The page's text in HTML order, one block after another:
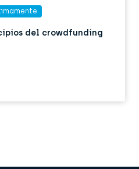
del crowdfunding